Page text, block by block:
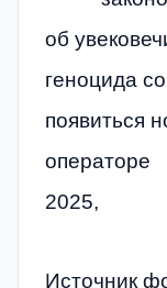
об
геноцида
появиться
операторе
2025,
Источник